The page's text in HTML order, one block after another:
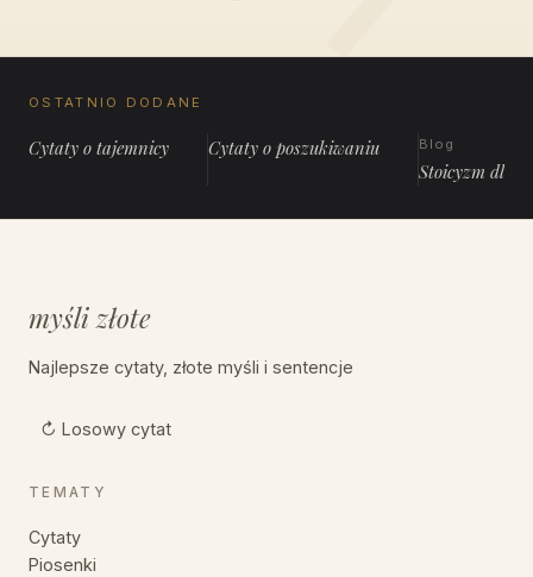
OSTATNIO DODANE
Cytaty o tajemnicy Cytaty o poszukiwaniu Blog
Stoicyzm dla
myśli złote
Najlepsze cytaty, złote myśli i sentencje
↻ Losowy cytat
TEMATY
Cytaty
Piosenki